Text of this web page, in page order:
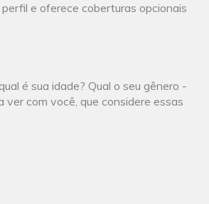
e oferece coberturas opcionais
é sua idade? Qual o seu gênero -
ver com você, que considere essas